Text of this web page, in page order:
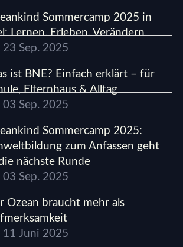
Sommercamp 2025 in
Lernen. Erleben. Verändern.
23 Sep. 2025
ist BNE? Einfach erklärt – für
Elternhaus & Alltag
03 Sep. 2025
Sommercamp 2025:
zum Anfassen geht
nächste Runde
03 Sep. 2025
Ozean braucht mehr als
11 Juni 2025